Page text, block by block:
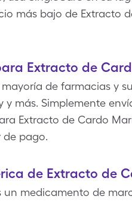
más bajo de
Extracto de
de farmacias y
y más. Simplemente
Extracto de Cardo
pago.
de Extracto de
medicamento de